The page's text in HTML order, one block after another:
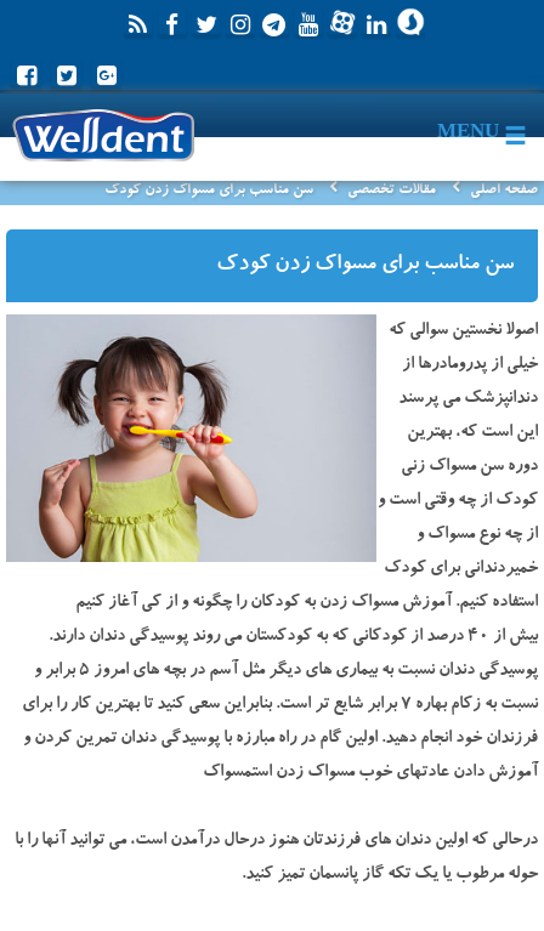
MENU
صفحه اصلی مقالات تخصصی سن مناسب برای مسواک زدن کودک
سن مناسب برای مسواک زدن کودک
اصولا نخستین سوالی که
خیلی از پدرومادرها از
دندانپزشک می پرسند
این است که، بهترین
دوره سن مسواک زنی
کودک از چه وقتی است و
از چه نوع مسواک و
خمیردندانی برای کودک
استفاده کنیم. آموزش مسواک زدن به کودکان را چگونه و از کی آغاز کنیم
بیش از 40 درصد از کودکانی که به کودکستان می روند پوسیدگی دندان دارند.
پوسیدگی دندان نسبت به بیماری های دیگر مثل آسم در بچه های امروز 5 برابر و
نسبت به زکام بهاره 7 برابر شایع تر است. بنابراین سعی کنید تا بهترین کار را برای
فرزندان خود انجام دهید. اولین گام در راه مبارزه با پوسیدگی دندان تمرین کردن و
آموزش دادن عادتهای خوب مسواک زدن استمسواک
درحالی که اولین دندان های فرزندتان هنوز درحال درآمدن است، می توانید آنها را با
حوله مرطوب یا یک تکه گاز پانسمان تمیز کنید.